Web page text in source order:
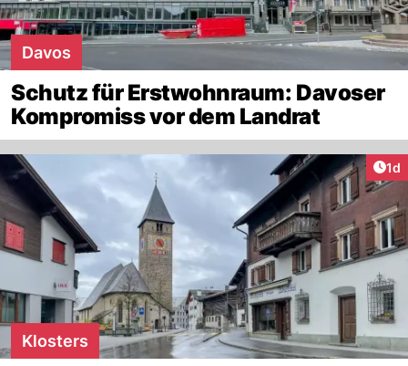
Davos
Schutz für Erstwohnraum: Davoser
Kompromiss vor dem Landrat
1d
Klosters